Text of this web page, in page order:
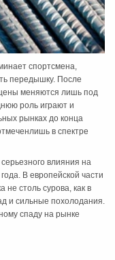
спортсмена,
передышку. После
меняются лишь под
роль играют и
рынках до конца
в спектре
влияния на
В европейской части
столь сурова, как в
и сильные похолодания.
спаду на рынке